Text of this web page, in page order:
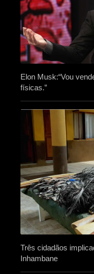
Elon Musk:“Vou
físicas.”
Três cidadãos
Inhambane